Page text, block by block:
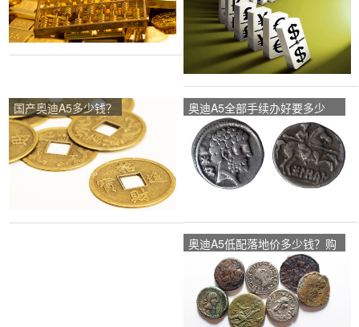
国产奥迪A5多少钱？
奥迪A5全部手续办好要多少
钱？
奥迪A5低配落地价多少钱？购
车需要注意哪些问题？